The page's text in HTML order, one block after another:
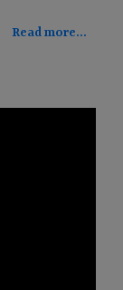
Read more...